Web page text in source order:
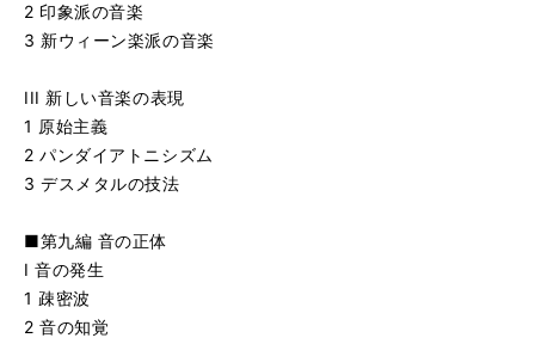
2 印象派の音楽
3 新ウィーン楽派の音楽
III 新しい音楽の表現
1 原始主義
2 パンダイアトニシズム
3 デスメタルの技法
■第九編 音の正体
I 音の発生
1 疎密波
2 音の知覚